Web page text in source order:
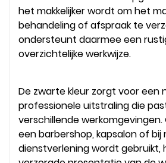
het makkelijker wordt om het
behandeling of afspraak te
ondersteunt daarmee een
overzichtelijke werkwijze.
De zwarte kleur zorgt voor een
professionele uitstraling die
verschillende
een barbershop, kapsalon of bij
dienstverlening wordt gebruikt,